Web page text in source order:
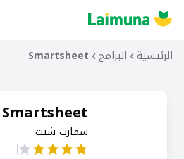
الرئيسية البرامج Smartsheet
Smartsheet
سمارت شيت